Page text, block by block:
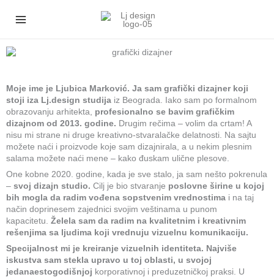
Moje ime je Ljubica Marković. Ja sam grafički dizajner koji
stoji iza Lj.design studija iz Beograda. Iako sam po formalnom
obrazovanju arhitekta, profesionalno se bavim grafičkim
dizajnom od 2013. godine. Drugim rečima – volim da crtam! A
nisu mi strane ni druge kreativno-stvaralačke delatnosti. Na sajtu
možete naći i proizvode koje sam dizajnirala, a u nekim plesnim
salama možete naći mene – kako đuskam ulične plesove.
One kobne 2020. godine, kada je sve stalo, ja sam nešto pokrenula
– svoj dizajn studio. Cilj je bio stvaranje poslovne širine u kojoj
bih mogla da radim vođena sopstvenim vrednostima i na taj
način doprinesem zajednici svojim veštinama u punom
kapacitetu. Želela sam da radim na kvalitetnim i kreativnim
rešenjima sa ljudima koji vrednuju vizuelnu komunikaciju.
Specijalnost mi je kreiranje vizuelnih identiteta. Najviše
iskustva sam stekla upravo u toj oblasti, u svojoj
jedanaestogodišnjoj korporativnoj i preduzetničkoj praksi. U